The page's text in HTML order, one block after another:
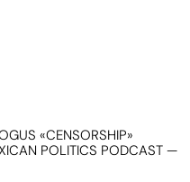
«CENSORSHIP»
POLITICS PODCAST —